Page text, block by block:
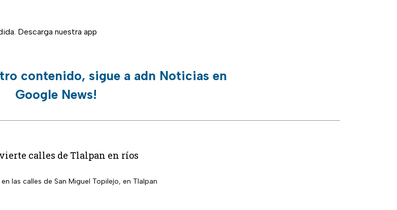
Descarga nuestra app
contenido, sigue a adn Noticias en
Google News!
calles de Tlalpan en ríos
las calles de San Miguel Topilejo, en Tlalpan